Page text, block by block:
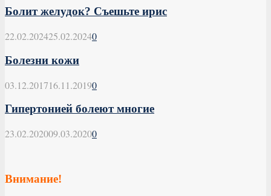
Болит желудок? Съешьте ирис
22.02.202425.02.20240
Болезни кожи
03.12.201716.11.20190
Гипертонией болеют многие
23.02.202009.03.20200
Внимание!